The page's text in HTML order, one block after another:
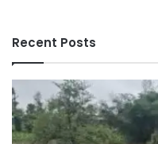
Recent Posts